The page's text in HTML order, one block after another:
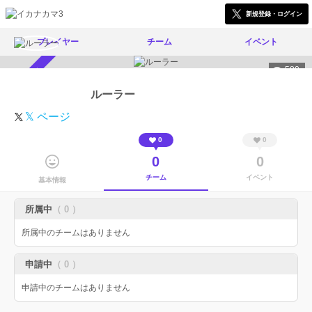
新規登録・ログイン
プレイヤー チーム イベント
580
ルーラー
𝕏 ページ
基本情報
0
0
チーム
0
0
イベント
所属中 （ 0 ）
所属中のチームはありません
申請中 （ 0 ）
申請中のチームはありません